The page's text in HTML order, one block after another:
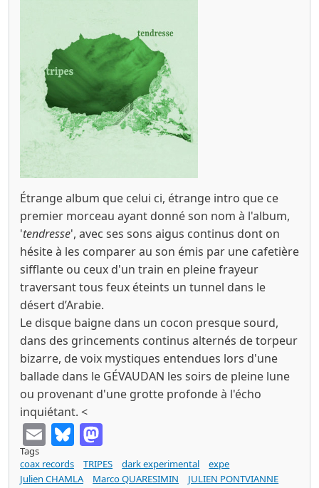
Étrange album que celui ci, étrange intro que ce
premier morceau ayant donné son nom à l'album,
'tendresse', avec ses sons aigus continus dont on
hésite à les comparer au son émis par une cafetière
sifflante ou ceux d'un train en pleine frayeur
traversant tous feux éteints un tunnel dans le
désert d’Arabie.
Le disque baigne dans un cocon presque sourd,
dans des grincements continus alternés de torpeur
bizarre, de voix mystiques entendues lors d'une
ballade dans le GÉVAUDAN les soirs de pleine lune
ou provenant d'une grotte profonde à l'écho
inquiétant. <
EmailBluesky
Tags
coax records
TRIPES dark experimental
expe
Julien CHAMLA
Marco QUARESIMIN JULIEN PONTVIANNE